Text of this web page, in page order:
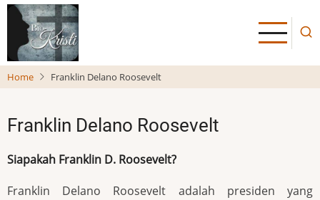
Skip
main
content
Home Franklin Delano Roosevelt
Franklin Delano Roosevelt
Siapakah Franklin D. Roosevelt?
Franklin Delano Roosevelt adalah presiden yang